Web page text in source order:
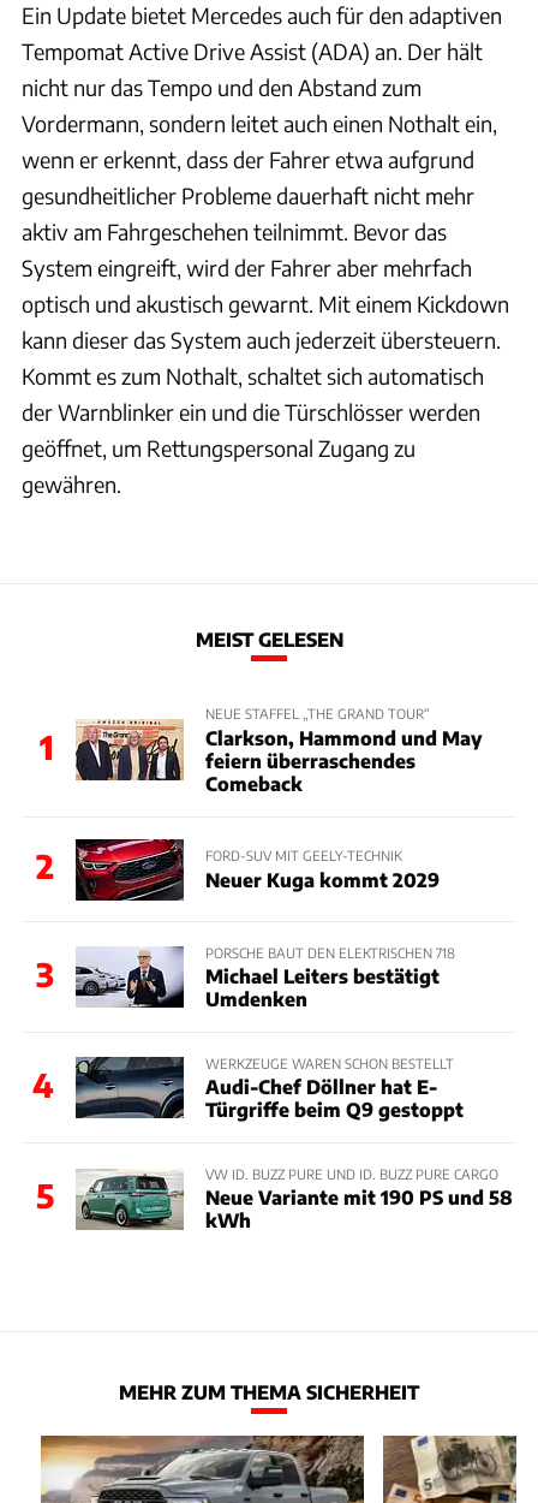
Ein Update bietet Mercedes auch für den adaptiven
Tempomat Active Drive Assist (ADA) an. Der hält
nicht nur das Tempo und den Abstand zum
Vordermann, sondern leitet auch einen Nothalt ein,
wenn er erkennt, dass der Fahrer etwa aufgrund
gesundheit­licher Probleme dauerhaft nicht mehr
aktiv am Fahrgeschehen teilnimmt. Bevor das
System eingreift, wird der Fahrer aber mehrfach
optisch und akustisch gewarnt. Mit einem Kickdown
kann dieser das System auch jederzeit übersteuern.
Kommt es zum Nothalt, schaltet sich automatisch
der Warnblinker ein und die Türschlösser werden
geöffnet, um Rettungspersonal Zugang zu
gewähren.
MEIST GELESEN
1
NEUE STAFFEL „THE GRAND TOUR“
Clarkson, Hammond und May
feiern überraschendes
Comeback
2 FORD-SUV MIT GEELY-TECHNIK
Neuer Kuga kommt 2029
3
PORSCHE BAUT DEN ELEKTRISCHEN 718
Michael Leiters bestätigt
Umdenken
4
WERKZEUGE WAREN SCHON BESTELLT
Audi-Chef Döllner hat E-
Türgriffe beim Q9 gestoppt
5
VW ID. BUZZ PURE UND ID. BUZZ PURE CARGO
Neue Variante mit 190 PS und 58
kWh
MEHR ZUM THEMA SICHERHEIT